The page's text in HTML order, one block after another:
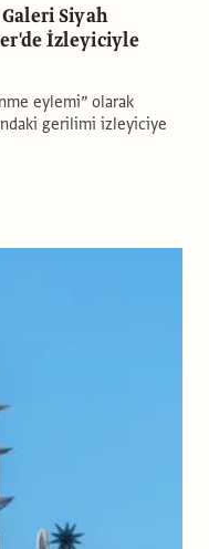
Siyah
İzleyiciyle
eylemi” olarak
gerilimi izleyiciye